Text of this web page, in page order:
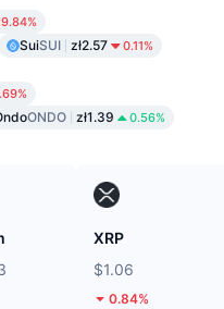
SuiSUI zł2.57 0.11%
ONDO zł1.39 0.56%
XRP
$1.06
0.84%